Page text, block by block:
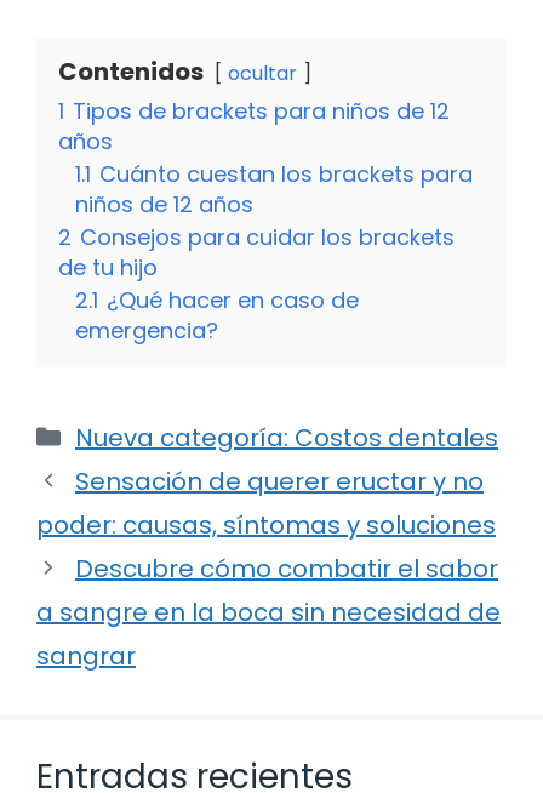
Contenidos ocultar
1 Tipos de brackets para niños de 12
años
1.1 Cuánto cuestan los brackets para
niños de 12 años
2 Consejos para cuidar los brackets
de tu hijo
2.1 ¿Qué hacer en caso de
emergencia?
Categorías
Nueva categoría: Costos dentales
Sensación de querer eructar y no
poder: causas, síntomas y soluciones
Descubre cómo combatir el sabor
a sangre en la boca sin necesidad de
sangrar
Entradas recientes